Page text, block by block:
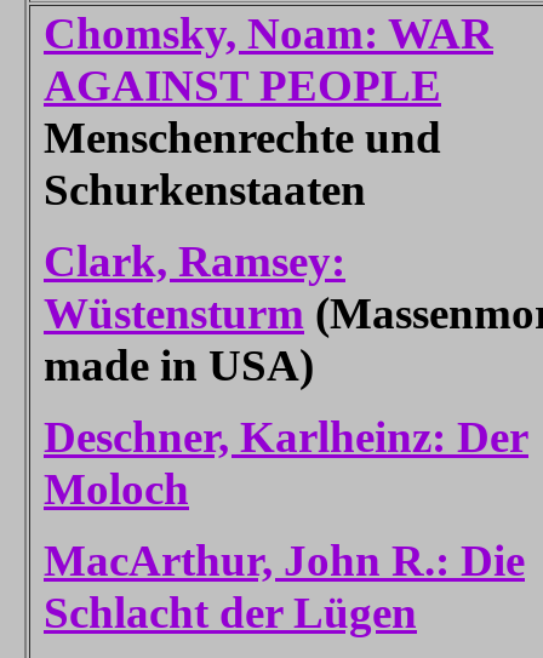
Chomsky, Noam: WAR
AGAINST PEOPLE
Menschenrechte und
Schurkenstaaten
Clark, Ramsey:
Wüstensturm (
made in USA)
Deschner, Karlheinz: Der
Moloch
MacArthur, John R.: Die
Schlacht der Lügen